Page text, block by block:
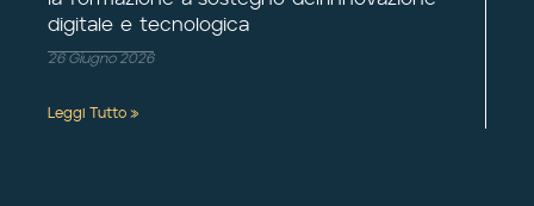
digitale e tecnologica
26 Giugno 2026
Leggi Tutto »